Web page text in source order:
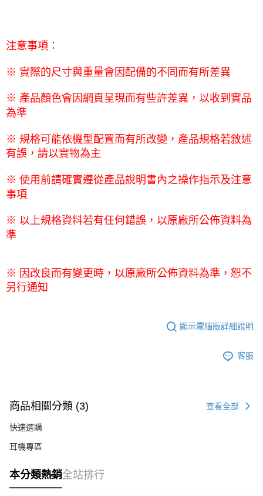
注意事項：
※ 實際的尺寸與重量會因配備的不同而有所差異
※ 產品顏色會因網頁呈現而有些許差異，以收到實品
為準
※ 規格可能依機型配置而有所改變，產品規格若敘述
有誤，請以實物為主
※ 使用前請確實遵從產品說明書內之操作指示及注意
事項
※ 以上規格資料若有任何錯誤，以原廠所公佈資料為
準
※ 因改良而有變更時，以原廠所公佈資料為準，恕不
另行通知
顯示電腦版詳細說明
客服
商品相關分類 (3) 查看全部
快速選購
耳機專區
本分類熱銷全站排行